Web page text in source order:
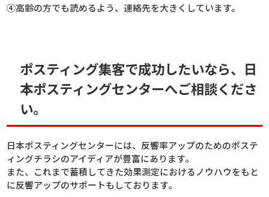
④高齢の方でも読めるよう、連絡先を大きくしています。
ポスティング集客で成功したいなら、日
本ポスティングセンターへご相談くださ
い。
日本ポスティングセンターには、反響率アップのためのポステ
ィングチラシのアイディアが豊富にあります。
また、これまで蓄積してきた効果測定におけるノウハウをもと
に反響アップのサポートもしております。